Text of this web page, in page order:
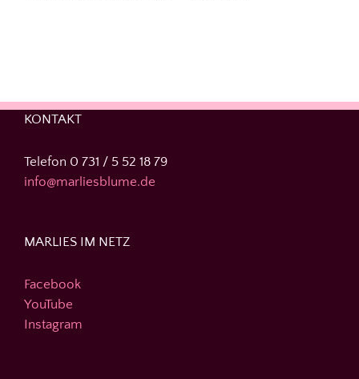
KONTAKT
Telefon 0 731 / 5 52 18 79
info@marliesblume.de
MARLIES IM NETZ
Facebook
YouTube
Instagram